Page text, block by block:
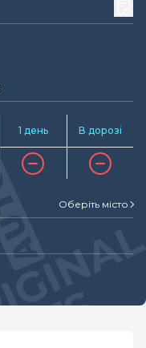
1 день В дорозі
Оберіть місто